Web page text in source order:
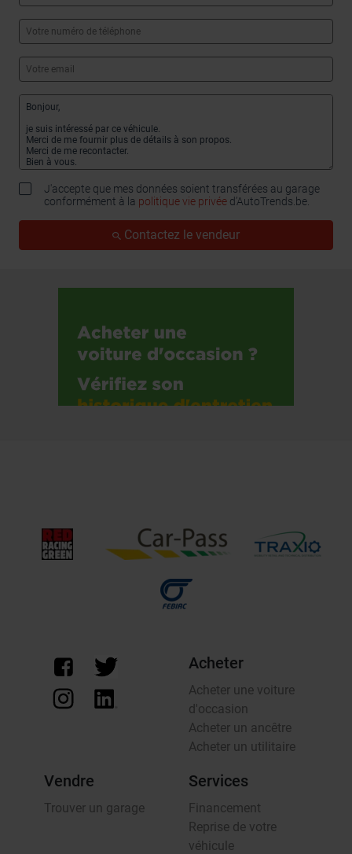
J'accepte que mes données soient transférées au garage
conformément à la politique vie privée d’AutoTrends.be.
Contactez le vendeur
Acheter
Acheter une voiture
d'occasion
Acheter un ancêtre
Acheter un utilitaire
Vendre
Trouver un garage
Services
Financement
Reprise de votre
véhicule